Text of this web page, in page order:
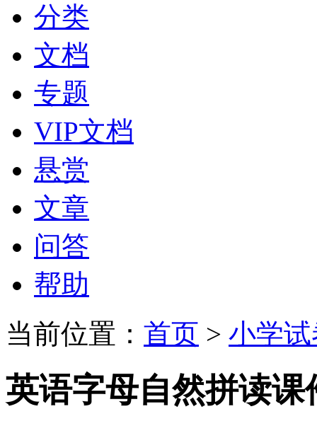
分类
文档
专题
VIP文档
悬赏
文章
问答
帮助
当前位置： 首页 > 小学
英语字母自然拼读课